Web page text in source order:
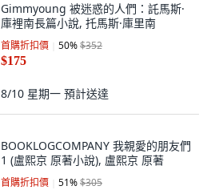
Gimmyoung 被迷惑的人們：託馬斯·
庫裡南長篇小說, 托馬斯·庫里南
首購折扣價 50%$352
$175
8/10 星期一 預計送達
BOOKLOGCOMPANY 我親愛的朋友們
1 (盧熙京 原著小說), 盧熙京 原著
首購折扣價 51%$305